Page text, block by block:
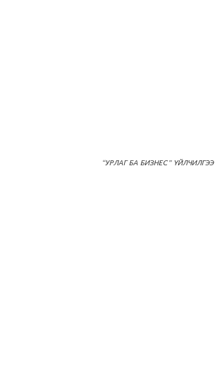
“УРЛАГ БА БИЗНЕС” ҮЙЛЧИЛГЭЭ